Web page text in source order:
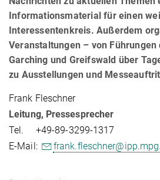
Informationsmaterial für einen
Interessentenkreis. Außerdem
Veranstaltungen – von Führungen
Garching und Greifswald über
zu Ausstellungen und
Frank Fleschner
Leitung, Pressesprecher
Tel. +49-89-3299-1317
E-Mail: